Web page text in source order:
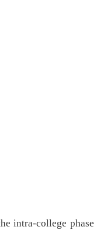
intra-college phase